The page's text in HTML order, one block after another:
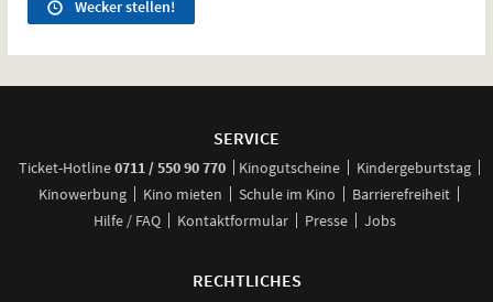
Wecker stellen!
SERVICE
Ticket-Hotline0711 / 550 90 770anrufen
Kinogutscheine
Kindergeburtstag
Kinowerbung
Kino mieten Schule im Kino
Barrierefreiheit
Hilfe / FAQ
Kontaktformular Presse Jobs
RECHTLICHES